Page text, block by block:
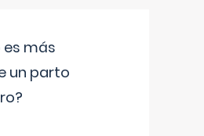
es más
un parto